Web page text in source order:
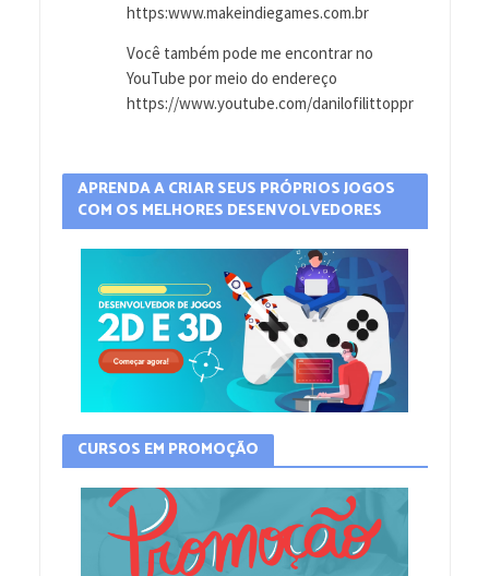
https:www.makeindiegames.com.br
Você também pode me encontrar no
YouTube por meio do endereço
https://www.youtube.com/danilofilittoppr
APRENDA A CRIAR SEUS PRÓPRIOS JOGOS
COM OS MELHORES DESENVOLVEDORES
CURSOS EM PROMOÇÃO